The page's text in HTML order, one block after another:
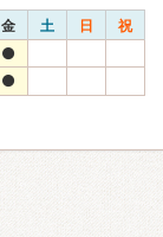
金 土 日 祝